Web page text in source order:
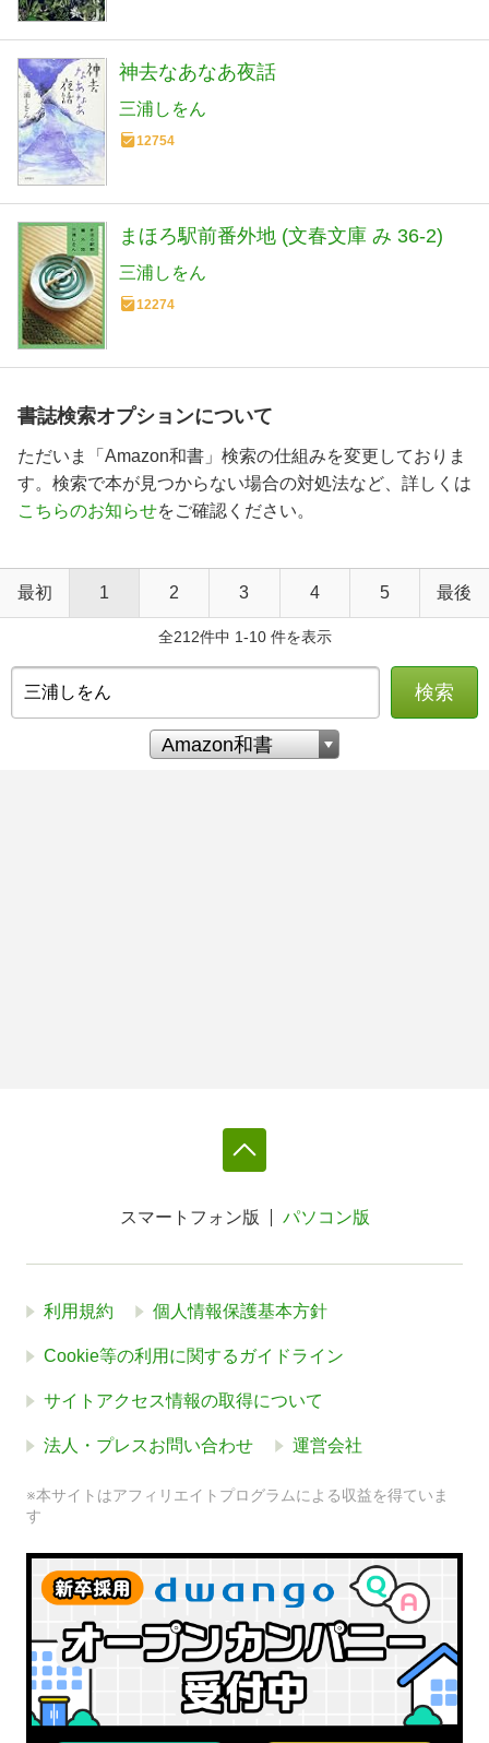
神去なあなあ夜話
三浦しをん
12754
まほろ駅前番外地 (文春文庫 み 36-2)
三浦しをん
12274
書誌検索オプションについて
ただいま「Amazon和書」検索の仕組みを変更しておりま
す。検索で本が見つからない場合の対処法など、詳しくは
こちらのお知らせをご確認ください。
最初 1 2 3 4 5 最後
全212件中 1-10 件を表示
検索
スマートフォン版 パソコン版
利用規約 個人情報保護基本方針
Cookie等の利用に関するガイドライン
サイトアクセス情報の取得について
法人・プレスお問い合わせ 運営会社
※本サイトはアフィリエイトプログラムによる収益を得ていま
す